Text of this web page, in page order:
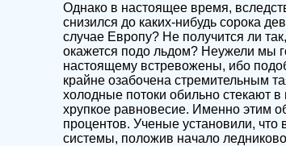
Однако в настоящее время,
снизился до каких-нибудь сорока
случае Европу? Не получится ли
окажется подо льдом? Неужели мы
настоящему встревожены, ибо
крайне озабочена стремительным
холодные потоки обильно стекают
хрупкое равновесие. Именно этим
процентов. Ученые установили, что
системы, положив начало